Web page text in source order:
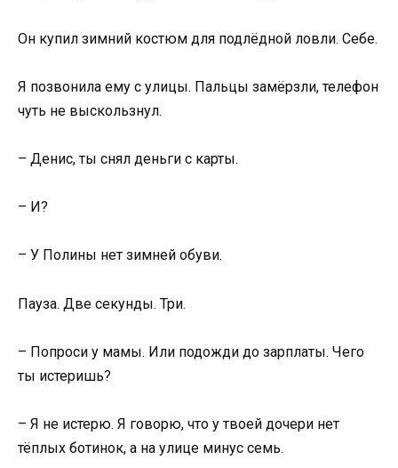
Он купил зимний костюм для подлёдной ловли. Себе.
Я позвонила ему с улицы. Пальцы замёрзли, телефон
чуть не выскользнул.
– Денис, ты снял деньги с карты.
– И?
– У Полины нет зимней обуви.
Пауза. Две секунды. Три.
– Попроси у мамы. Или подожди до зарплаты. Чего
ты истеришь?
– Я не истерю. Я говорю, что у твоей дочери нет
тёплых ботинок, а на улице минус семь.